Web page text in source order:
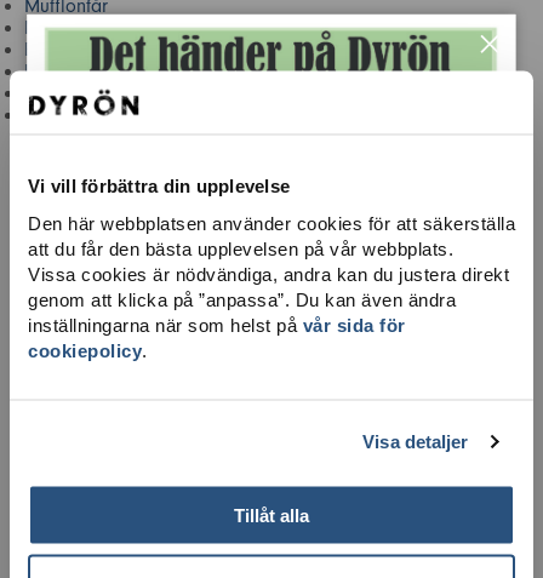
Vi vill förbättra din upplevelse
Den här webbplatsen använder cookies för att säkerställa
att du får den bästa upplevelsen på vår webbplats.
Vissa cookies är nödvändiga, andra kan du justera direkt
genom att klicka på ”anpassa”. Du kan även ändra
inställningarna när som helst på vår sida för
cookiepolicy
Visa detaljer
Tillåt alla
Mufflonfår
Närliggande
Brandvärn & sjuktransport
Hjärtstartare
Ta dig hit
Integritetspolicy
×